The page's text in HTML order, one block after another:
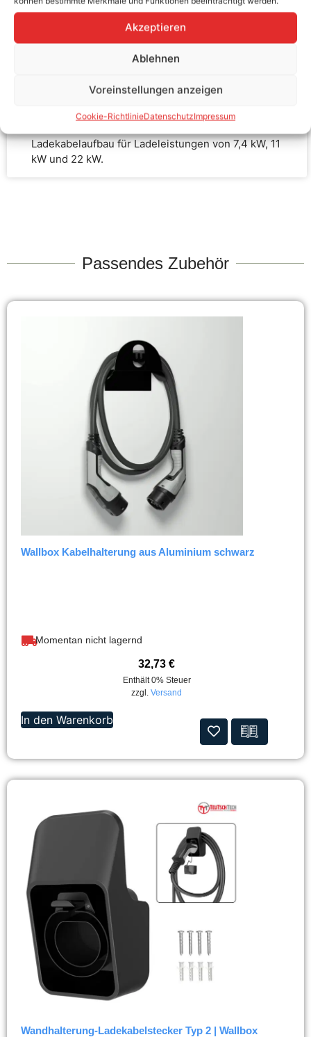
Akzeptieren
Ablehnen
Voreinstellungen anzeigen
Cookie-RichtlinieDatenschutzImpressum
Robustes und funktionales Design
Ladekabelaufbau für Ladeleistungen von 7,4 kW, 11
kW und 22 kW.
Passendes Zubehör
Wallbox Kabelhalterung aus Aluminium schwarz
Momentan nicht lagernd
32,73 €
Enthält 0% Steuer
zzgl. Versand
In den Warenkorb
Wandhalterung-Ladekabelstecker Typ 2 | Wallbox